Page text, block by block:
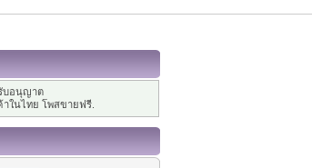
บอนุญาต
าในไทย โพสขายฟรี.